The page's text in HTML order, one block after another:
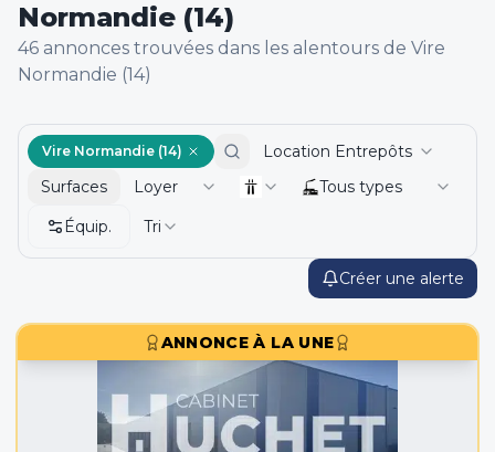
Normandie (14)
46 annonces trouvées dans les alentours de Vire
Normandie (14)
Créer une alerte
Vire Normandie (14)
Location Entrepôts
Surfaces
Loyer
Tous types
Équip.
Tri
ANNONCE À LA UNE